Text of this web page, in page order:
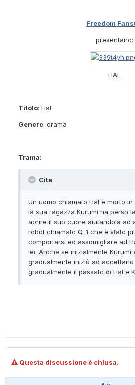
Freedom
presentano:
HAL
Titolo: Hal
Genere: drama
Trama:
Cita
Un uomo chiamato Hal è morto
la sua ragazza Kurumi ha perso
aprire il suo cuore aiutandola ad
robot chiamato Q-1 che è stato
comportarsi ed assomigliare ad
lei. Anche se inizialmente Kurumi
gradualmente iniziò ad
gradualmente il passato di Hal e
Questa discussione è chiusa.